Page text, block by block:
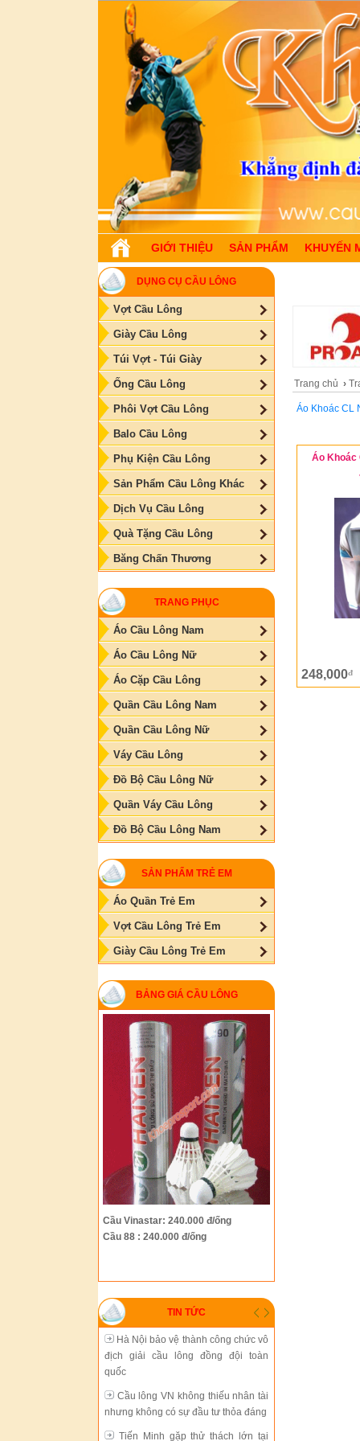
GIỚI THIỆU SẢN PHẨM KHUYẾN
DỤNG CỤ CẦU LÔNG
Vợt Cầu Lông
Giày Cầu Lông
Túi Vợt - Túi Giày
Ống Cầu Lông
Phôi Vợt Cầu Lông
Balo Cầu Lông
Phụ Kiện Cầu Lông
Sản Phẩm Cầu Lông Khác
Dịch Vụ Cầu Lông
Quà Tặng Cầu Lông
Băng Chấn Thương
TRANG PHỤC
Áo Cầu Lông Nam
Áo Cầu Lông Nữ
Áo Cặp Cầu Lông
Quần Cầu Lông Nam
Quần Cầu Lông Nữ
Váy Cầu Lông
Đồ Bộ Cầu Lông Nữ
Quần Váy Cầu Lông
Đồ Bộ Cầu Lông Nam
SẢN PHẨM TRẺ EM
Áo Quần Trẻ Em
Vợt Cầu Lông Trẻ Em
Giày Cầu Lông Trẻ Em
BẢNG GIÁ CẦU LÔNG
Cầu Vinastar: 240.000 đ/ống
Cầu 88 : 240.000 đ/ống
TIN TỨC
Hà Nội bảo vệ thành công chức vô
địch giải cầu lông đồng đội toàn
Cầu lông VN không thiếu nhân tài
nhưng không có sự đầu tư thỏa đáng
Tiến Minh gặp thử thách lớn tại
giải Trung Quốc mở rộng
Sự phát triển thiếu đồng bộ của
cầu lông Việt Nam
Hà Nội bảo vệ thành công chức vô
địch giải cầu lông đồng đội toàn
quốc
Cầu lông VN không thiếu nhân tài
nhưng không có sự đầu tư thỏa đáng
Tiến Minh gặp thử thách lớn tại
Trang chủ ›
Áo Khoác CL
Áo Khoác
248,000đ